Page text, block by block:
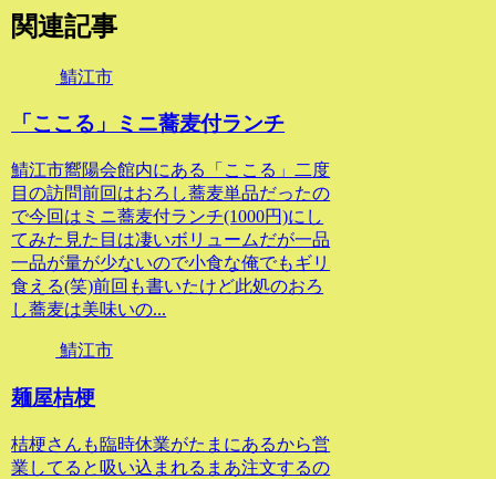
関連記事
鯖江市
「ここる」ミニ蕎麦付ランチ
鯖江市嚮陽会館内にある「ここる」二度
目の訪問前回はおろし蕎麦単品だったの
で今回はミニ蕎麦付ランチ(1000円)にし
てみた見た目は凄いボリュームだが一品
一品が量が少ないので小食な俺でもギリ
食える(笑)前回も書いたけど此処のおろ
し蕎麦は美味いの...
鯖江市
麺屋桔梗
桔梗さんも臨時休業がたまにあるから営
業してると吸い込まれるまあ注文するの